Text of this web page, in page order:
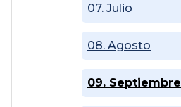
07. Julio
08. Agosto
09. Septiembre